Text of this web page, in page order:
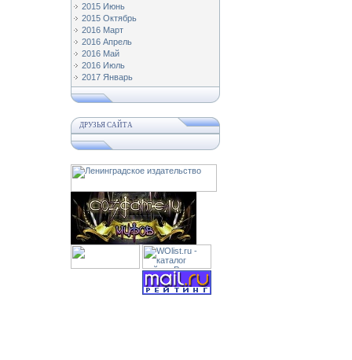
2015 Июнь
2015 Октябрь
2016 Март
2016 Апрель
2016 Май
2016 Июль
2017 Январь
ДРУЗЬЯ САЙТА